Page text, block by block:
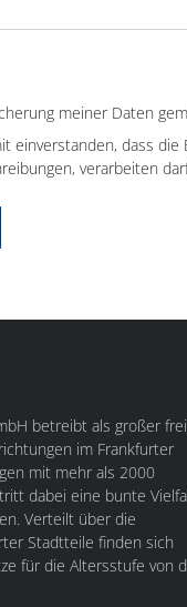
meiner Daten
einverstanden, dass
verarbeiten
betreibt als großer
im Frankfurter
mit mehr als 2000
dabei eine bunte
Verteilt über die
Stadtteile finden sich
für die Altersstufe von